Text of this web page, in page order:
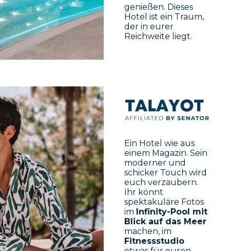
genießen. Dieses
Hotel ist ein Traum,
der in eurer
Reichweite liegt.
Ein Hotel wie aus
einem Magazin. Sein
moderner und
schicker Touch wird
euch verzaubern.
Ihr könnt
spektakuläre Fotos
im Infinity-Pool mit
Blick auf das Meer
machen, im
Fitnessstudio